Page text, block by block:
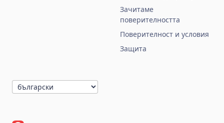
Зачитаме
поверителността
Поверителност и условия
Защита